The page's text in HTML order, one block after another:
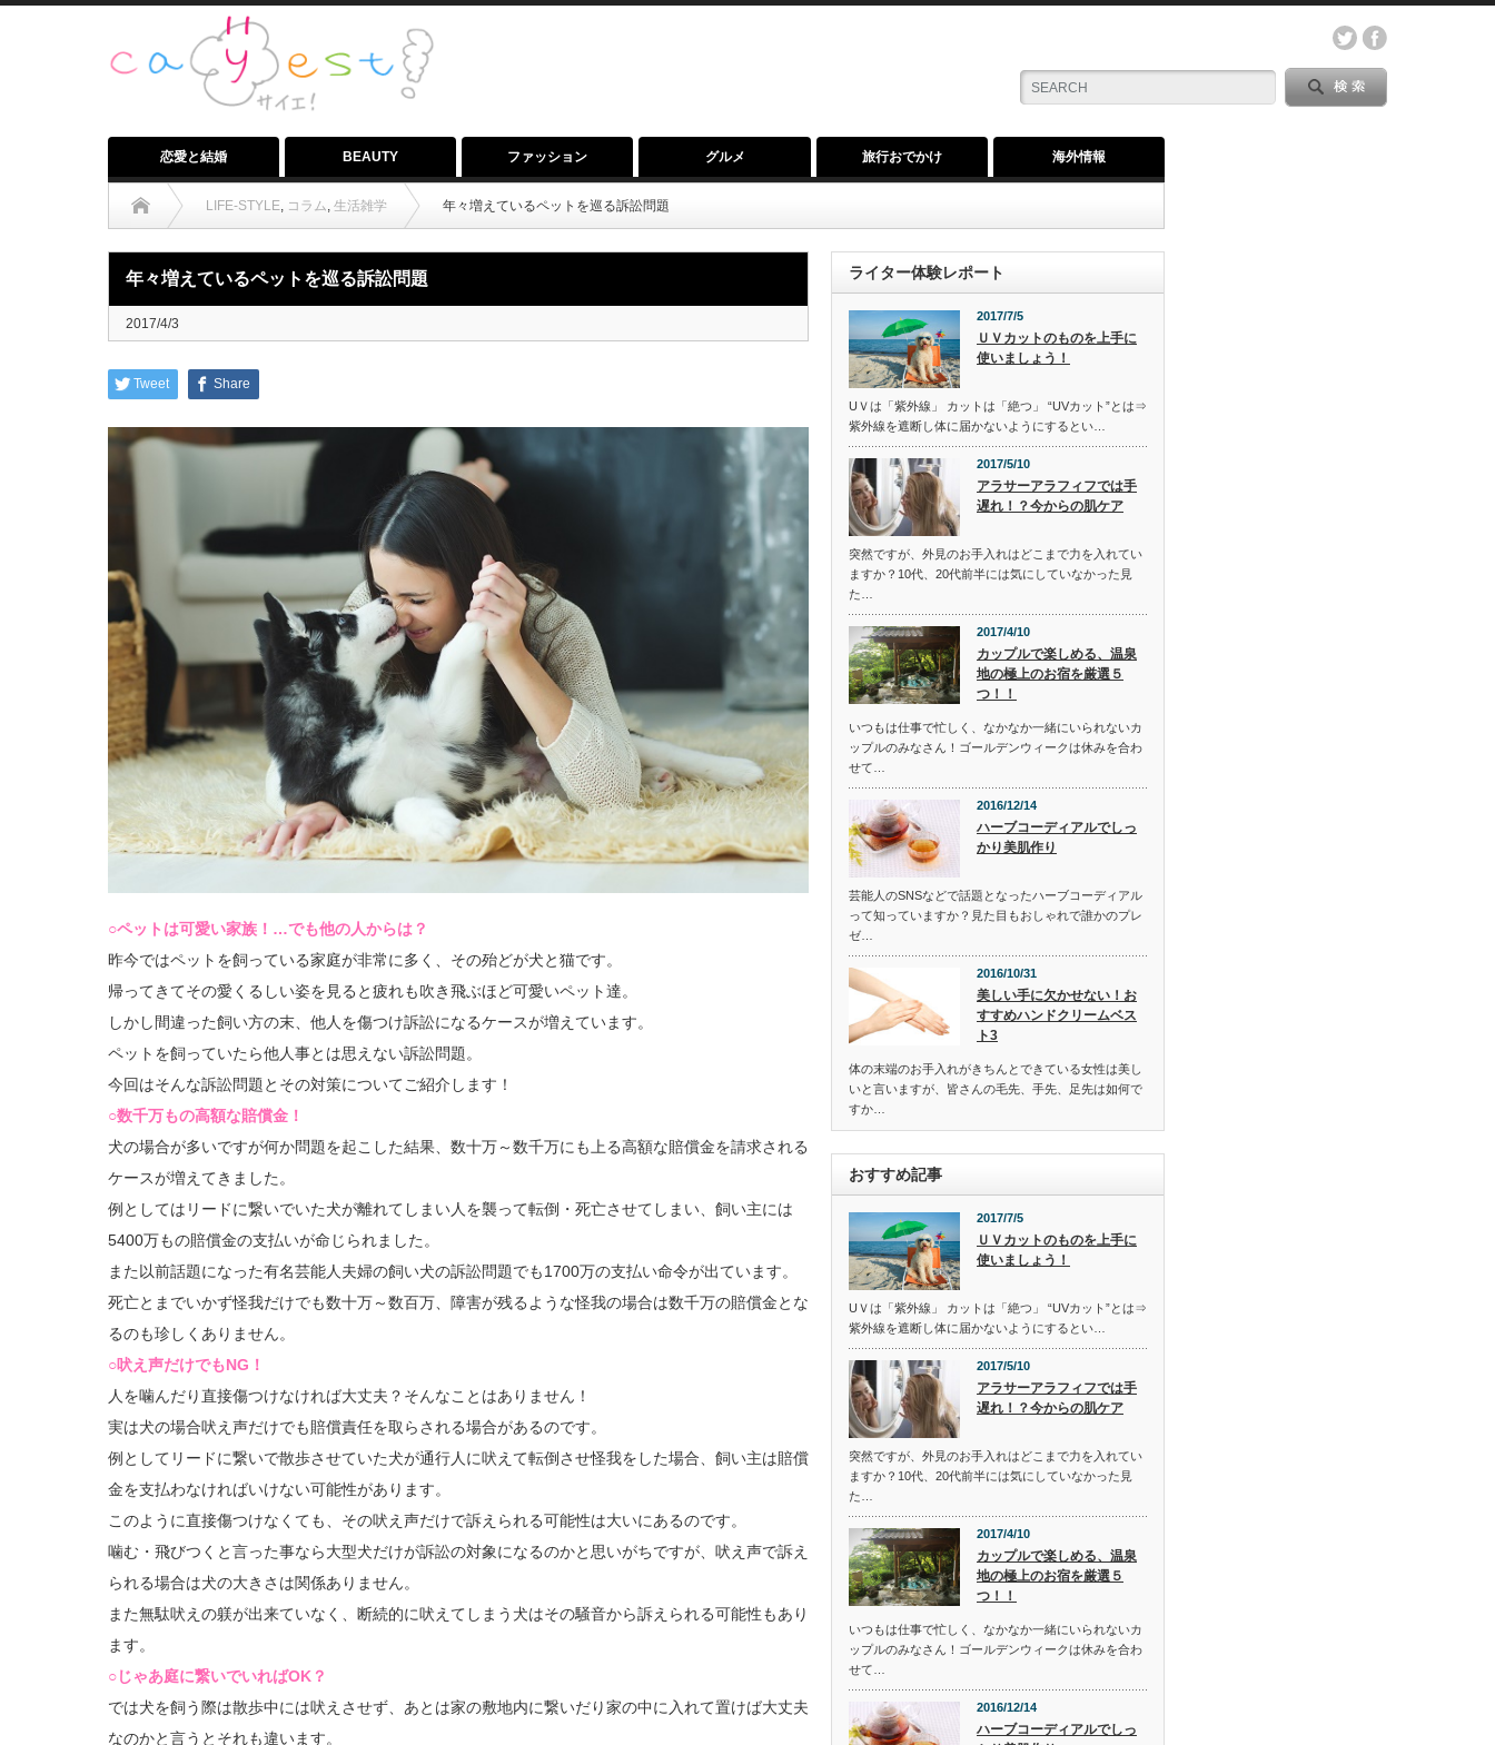
恋愛と結婚 BEAUTY ファッション グルメ 旅行おでかけ 海外情報
LIFE-STYLE, コラム, 生活雑学 年々増えているペットを巡る訴訟問題
年々増えているペットを巡る訴訟問題
2017/4/3
Tweet Share
○ペットは可愛い家族！…でも他の人からは？
昨今ではペットを飼っている家庭が非常に多く、その殆どが犬と猫です。
帰ってきてその愛くるしい姿を見ると疲れも吹き飛ぶほど可愛いペット達。
しかし間違った飼い方の末、他人を傷つけ訴訟になるケースが増えています。
ペットを飼っていたら他人事とは思えない訴訟問題。
今回はそんな訴訟問題とその対策についてご紹介します！
○数千万もの高額な賠償金！
犬の場合が多いですが何か問題を起こした結果、数十万～数千万にも上る高額な賠償金を請求される
ケースが増えてきました。
例としてはリードに繋いでいた犬が離れてしまい人を襲って転倒・死亡させてしまい、飼い主には
5400万もの賠償金の支払いが命じられました。
また以前話題になった有名芸能人夫婦の飼い犬の訴訟問題でも1700万の支払い命令が出ています。
死亡とまでいかず怪我だけでも数十万～数百万、障害が残るような怪我の場合は数千万の賠償金とな
るのも珍しくありません。
○吠え声だけでもNG！
人を噛んだり直接傷つけなければ大丈夫？そんなことはありません！
実は犬の場合吠え声だけでも賠償責任を取らされる場合があるのです。
例としてリードに繋いで散歩させていた犬が通行人に吠えて転倒させ怪我をした場合、飼い主は賠償
金を支払わなければいけない可能性があります。
このように直接傷つけなくても、その吠え声だけで訴えられる可能性は大いにあるのです。
噛む・飛びつくと言った事なら大型犬だけが訴訟の対象になるのかと思いがちですが、吠え声で訴え
られる場合は犬の大きさは関係ありません。
また無駄吠えの躾が出来ていなく、断続的に吠えてしまう犬はその騒音から訴えられる可能性もあり
ます。
○じゃあ庭に繋いでいればOK？
では犬を飼う際は散歩中には吠えさせず、あとは家の敷地内に繋いだり家の中に入れて置けば大丈夫
なのかと言うとそれも違います。
ライター体験レポート
2017/7/5
ＵＶカットのものを上手に
使いましょう！
UＶは「紫外線」 カットは「絶つ」 “UVカット”とは⇒
紫外線を遮断し体に届かないようにするとい…
2017/5/10
アラサーアラフィフでは手
遅れ！？今からの肌ケア
突然ですが、外見のお手入れはどこまで力を入れてい
ますか？10代、20代前半には気にしていなかった見
た…
2017/4/10
カップルで楽しめる、温泉
地の極上のお宿を厳選５
つ！！
いつもは仕事で忙しく、なかなか一緒にいられないカ
ップルのみなさん！ゴールデンウィークは休みを合わ
せて…
2016/12/14
ハーブコーディアルでしっ
かり美肌作り
芸能人のSNSなどで話題となったハーブコーディアル
って知っていますか？見た目もおしゃれで誰かのプレ
ゼ…
2016/10/31
美しい手に欠かせない！お
すすめハンドクリームベス
ト3
体の末端のお手入れがきちんとできている女性は美し
いと言いますが、皆さんの毛先、手先、足先は如何で
すか…
おすすめ記事
2017/7/5
ＵＶカットのものを上手に
使いましょう！
UＶは「紫外線」 カットは「絶つ」 “UVカット”とは⇒
紫外線を遮断し体に届かないようにするとい…
2017/5/10
アラサーアラフィフでは手
遅れ！？今からの肌ケア
突然ですが、外見のお手入れはどこまで力を入れてい
ますか？10代、20代前半には気にしていなかった見
た…
2017/4/10
カップルで楽しめる、温泉
地の極上のお宿を厳選５
つ！！
いつもは仕事で忙しく、なかなか一緒にいられないカ
ップルのみなさん！ゴールデンウィークは休みを合わ
せて…
2016/12/14
ハーブコーディアルでしっ